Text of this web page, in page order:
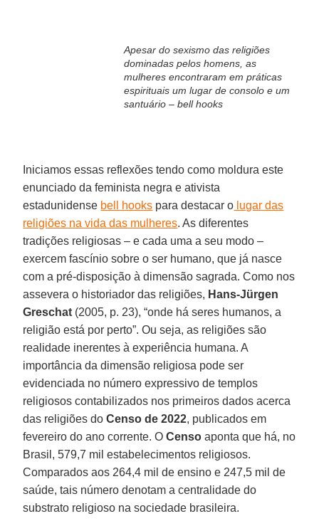
Apesar do sexismo das religiões
dominadas pelos homens, as
mulheres encontraram em práticas
espirituais um lugar de consolo e um
santuário – bell hooks
Iniciamos essas reflexões tendo como moldura este
enunciado da feminista negra e ativista
estadunidense bell hooks para destacar o lugar das
religiões na vida das mulheres. As diferentes
tradições religiosas – e cada uma a seu modo –
exercem fascínio sobre o ser humano, que já nasce
com a pré-disposição à dimensão sagrada. Como nos
assevera o historiador das religiões, Hans-Jürgen
Greschat (2005, p. 23), “onde há seres humanos, a
religião está por perto”. Ou seja, as religiões são
realidade inerentes à experiência humana. A
importância da dimensão religiosa pode ser
evidenciada no número expressivo de templos
religiosos contabilizados nos primeiros dados acerca
das religiões doCenso de 2022, publicados em
fevereiro do ano corrente. OCenso aponta que há, no
Brasil, 579,7 mil estabelecimentos religiosos.
Comparados aos 264,4 mil de ensino e 247,5 mil de
saúde, tais número denotam a centralidade do
substrato religioso na sociedade brasileira.